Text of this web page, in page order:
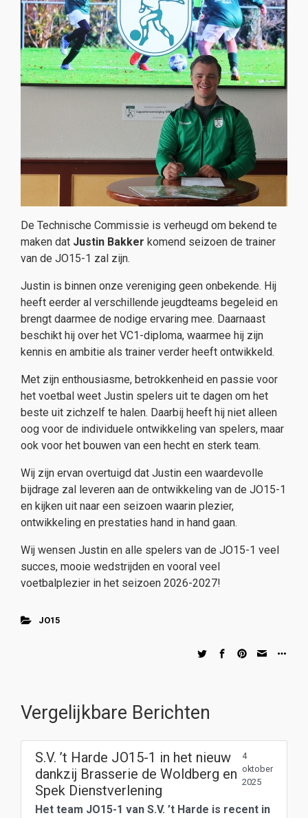
De Technische Commissie is verheugd om bekend te
maken dat Justin Bakker komend seizoen de trainer
van de JO15-1 zal zijn.
Justin is binnen onze vereniging geen onbekende. Hij
heeft eerder al verschillende jeugdteams begeleid en
brengt daarmee de nodige ervaring mee. Daarnaast
beschikt hij over het VC1-diploma, waarmee hij zijn
kennis en ambitie als trainer verder heeft ontwikkeld.
Met zijn enthousiasme, betrokkenheid en passie voor
het voetbal weet Justin spelers uit te dagen om het
beste uit zichzelf te halen. Daarbij heeft hij niet alleen
oog voor de individuele ontwikkeling van spelers, maar
ook voor het bouwen van een hecht en sterk team.
Wij zijn ervan overtuigd dat Justin een waardevolle
bijdrage zal leveren aan de ontwikkeling van de JO15-1
en kijken uit naar een seizoen waarin plezier,
ontwikkeling en prestaties hand in hand gaan.
Wij wensen Justin en alle spelers van de JO15-1 veel
succes, mooie wedstrijden en vooral veel
voetbalplezier in het seizoen 2026-2027!
JO15
Vergelijkbare Berichten
S.V. ’t Harde JO15-1 in het nieuw
dankzij Brasserie de Woldberg en
Spek Dienstverlening
4
oktober
2025
Het team JO15-1 van S.V. ’t Harde is recent in